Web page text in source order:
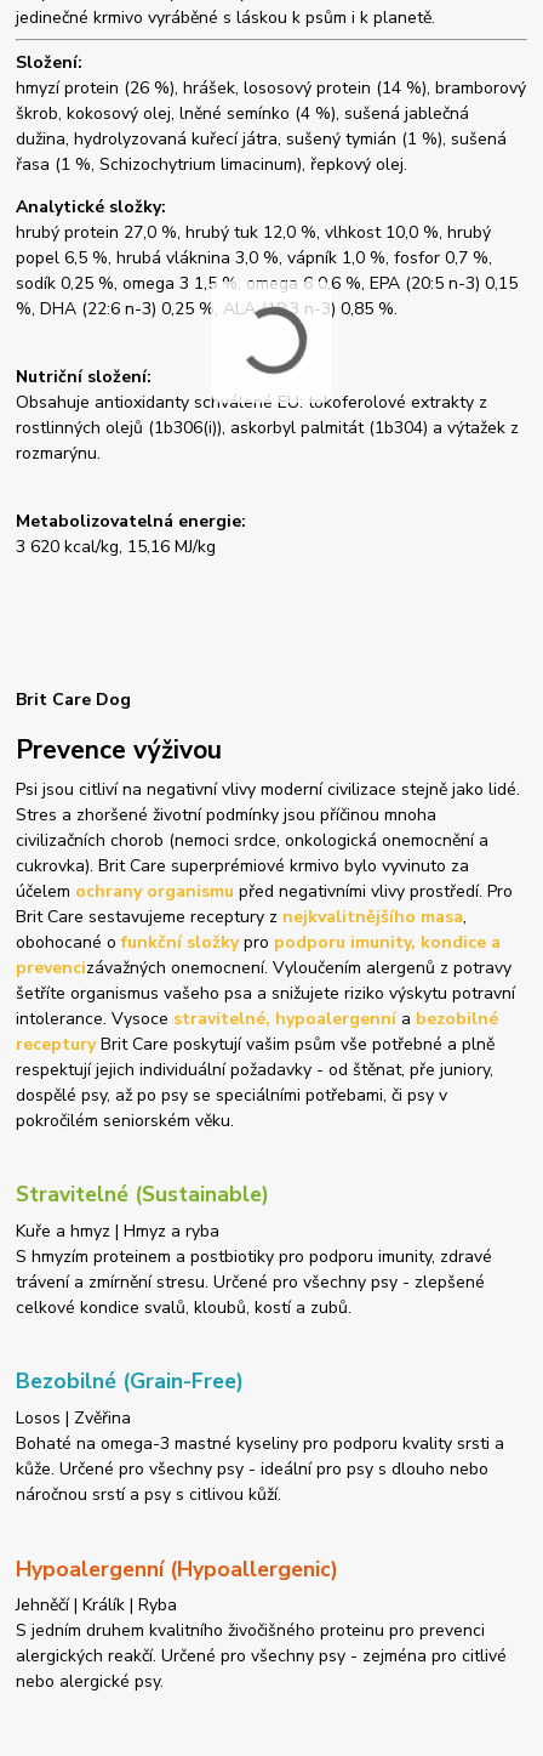
jedinečné krmivo vyráběné s láskou k psům i k planetě.
Složení:
hmyzí protein (26 %), hrášek, lososový protein (14 %), bramborový
škrob, kokosový olej, lněné semínko (4 %), sušená jablečná
dužina, hydrolyzovaná kuřecí játra, sušený tymián (1 %), sušená
řasa (1 %, Schizochytrium limacinum), řepkový olej.
Analytické složky:
hrubý protein 27,0 %, hrubý tuk 12,0 %, vlhkost 10,0 %, hrubý
popel 6,5 %, hrubá vláknina 3,0 %, vápník 1,0 %, fosfor 0,7 %,
sodík 0,25 %, omega 3 1,5 %, omega 6 0,6 %, EPA (20:5 n-3) 0,15
%, DHA (22:6 n-3) 0,25 %, ALA (18:3 n-3) 0,85 %.
Nutriční složení:
Obsahuje antioxidanty schválené EU: tokoferolové extrakty z
rostlinných olejů (1b306(i)), askorbyl palmitát (1b304) a výtažek z
rozmarýnu.
Metabolizovatelná energie:
3 620 kcal/kg, 15,16 MJ/kg
Brit Care Dog
Prevence výživou
Psi jsou citliví na negativní vlivy moderní civilizace stejně jako lidé.
Stres a zhoršené životní podmínky jsou příčinou mnoha
civilizačních chorob (nemoci srdce, onkologická onemocnění a
cukrovka). Brit Care superprémiové krmivo bylo vyvinuto za
účelem ochrany organismu před negativními vlivy prostředí. Pro
Brit Care sestavujeme receptury z nejkvalitnějšího masa,
obohocané ofunkční složkypro podporu imunity, kondice a
prevencizávažných onemocnení. Vyloučením alergenů z potravy
šetříte organismus vašeho psa a snižujete riziko výskytu potravní
intolerance. Vysoce stravitelné, hypoalergennía bezobilné
recepturyBrit Care poskytují vašim psům vše potřebné a plně
respektují jejich individuální požadavky - od štěnat, pře juniory,
dospělé psy, až po psy se speciálními potřebami, či psy v
pokročilém seniorském věku.
Stravitelné (Sustainable)
Kuře a hmyz | Hmyz a ryba
S hmyzím proteinem a postbiotiky pro podporu imunity, zdravé
trávení a zmírnění stresu. Určené pro všechny psy - zlepšené
celkové kondice svalů, kloubů, kostí a zubů.
Bezobilné (Grain-Free)
Losos | Zvěřina
Bohaté na omega-3 mastné kyseliny pro podporu kvality srsti a
kůže. Určené pro všechny psy - ideální pro psy s dlouho nebo
náročnou srstí a psy s citlivou kůží.
Hypoalergenní (Hypoallergenic)
Jehněčí | Králík | Ryba
S jedním druhem kvalitního živočišného proteinu pro prevenci
alergických reakčí. Určené pro všechny psy - zejména pro citlivé
nebo alergické psy.